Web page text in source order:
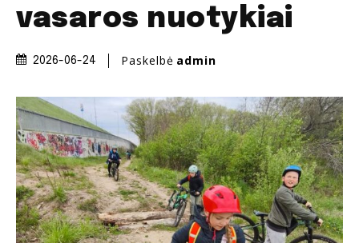
vasaros nuotykiai
2026-06-24 Paskelbė admin